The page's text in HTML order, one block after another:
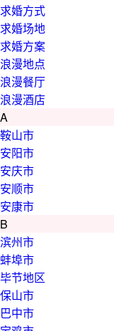
求婚方式
求婚场地
求婚方案
浪漫地点
浪漫餐厅
浪漫酒店
A
鞍山市
安阳市
安庆市
安顺市
安康市
B
滨州市
蚌埠市
毕节地区
保山市
巴中市